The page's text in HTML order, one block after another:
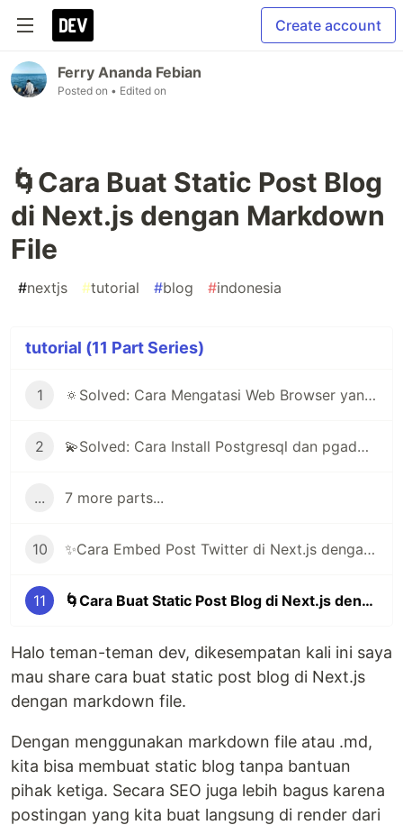
Create account
Ferry Ananda Febian
Posted on • Edited on
🌀Cara Buat Static Post Blog
di Next.js dengan Markdown
File
#nextjs #tutorial #blog #indonesia
tutorial (11 Part Series)
1 🔅Solved: Cara Mengatasi Web Browser yang Selalu Minta Login Akun
2 💫Solved: Cara Install Postgresql dan pgadmin di Arch Linux | Manjaro
... 7 more parts...
10 ✨Cara Embed Post Twitter di Next.js dengan Library react-tweet
11 🌀Cara Buat Static Post Blog di Next.js dengan Markdown File
Halo teman-teman dev, dikesempatan kali ini saya
mau share cara buat static post blog di Next.js
dengan markdown file.
Dengan menggunakan markdown file atau .md,
kita bisa membuat static blog tanpa bantuan
pihak ketiga. Secara SEO juga lebih bagus karena
postingan yang kita buat langsung di render dari